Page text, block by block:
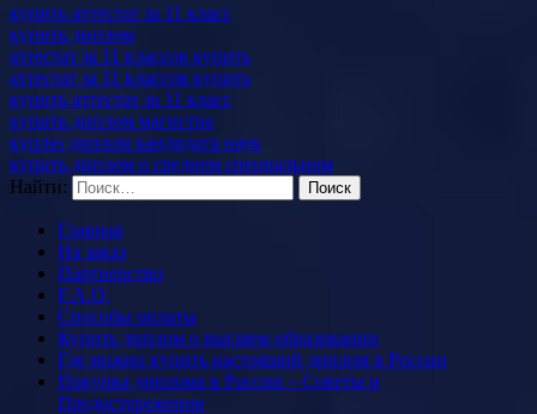
купить аттестат за 11 класс
купить диплом
аттестат за 11 классов купить
аттестат за 11 классов купить
купить аттестат за 11 класс
купить диплом магистра
куплю диплом кандидата наук
купить диплом о среднем специальном
Найти:
Главная
На заказ
Партнерство
F.A.Q.
Способы оплаты
Купить диплом о высшем образовании
Где можно купить настоящий диплом в России
Покупка диплома в России – Советы и
Предостережения